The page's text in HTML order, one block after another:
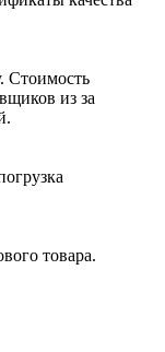
Стоимость
из за
товара.